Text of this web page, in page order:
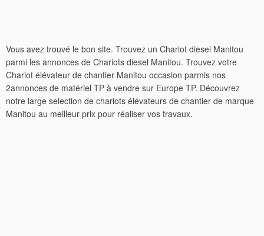
Vous avez trouvé le bon site. Trouvez un Chariot diesel Manitou
parmi les annonces de Chariots diesel Manitou. Trouvez votre
Chariot élévateur de chantier Manitou occasion parmis nos
2annonces de matériel TP à vendre sur Europe TP. Découvrez
notre large selection de chariots élévateurs de chantier de marque
Manitou au meilleur prix pour réaliser vos travaux.